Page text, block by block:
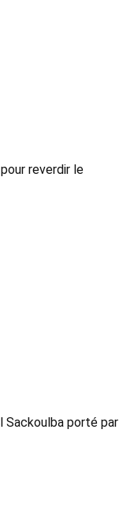
reverdir le
Sackoulba porté par